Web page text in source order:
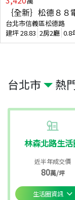
台北市 熱
林森北路生
近半年成交價
80萬/坪
生活圈資訊
｛全新｝松德８８
台北市信義區松德路
建坪28.83 2房2廳 0.8